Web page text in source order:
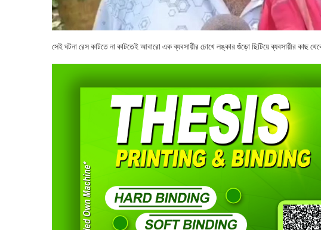
সেই ঘটনা রেস কাটতে না কাটতেই আবারো এক ব্যবসায়ীর চোখে লঙ্কার গুঁড়ো ছিটিয়ে ব্যবসায়ীর কাছ